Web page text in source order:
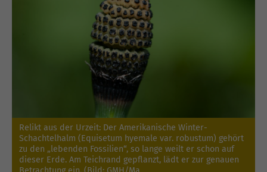
Relikt aus der Urzeit: Der Amerikanische Winter-
Schachtelhalm (Equisetum hyemale var. robustum) gehört
zu den „lebenden Fossilien“, so lange weilt er schon auf
dieser Erde. Am Teichrand gepflanzt, lädt er zur genauen